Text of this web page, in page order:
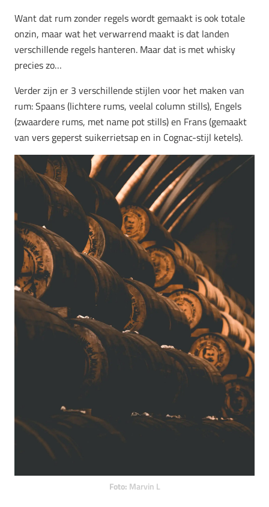
Want dat rum zonder regels wordt gemaakt is ook totale
onzin, maar wat het verwarrend maakt is dat landen
verschillende regels hanteren. Maar dat is met whisky
precies zo…
Verder zijn er 3 verschillende stijlen voor het maken van
rum: Spaans (lichtere rums, veelal column stills), Engels
(zwaardere rums, met name pot stills) en Frans (gemaakt
van vers geperst suikerrietsap en in Cognac-stijl ketels).
Foto: Marvin L